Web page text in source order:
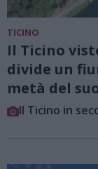
TICINO
Il Ticino
divide un
metà del
Il Ticino in